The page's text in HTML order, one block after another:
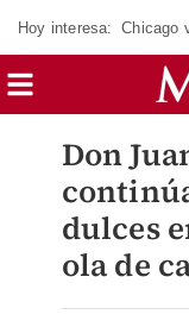
Hoy interesa: Chicago
Don
dulces
ola de